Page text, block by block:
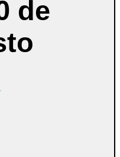
de